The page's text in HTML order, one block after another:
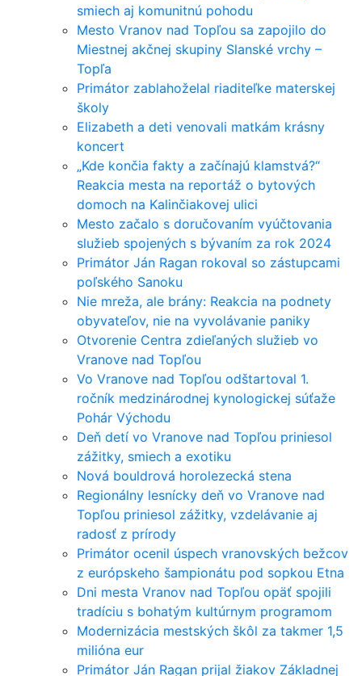
smiech aj komunitnú pohodu
Mesto Vranov nad Topľou sa zapojilo do
Miestnej akčnej skupiny Slanské vrchy –
Topľa
Primátor zablahoželal riaditeľke materskej
školy
Elizabeth a deti venovali matkám krásny
koncert
„Kde končia fakty a začínajú klamstvá?“
Reakcia mesta na reportáž o bytových
domoch na Kalinčiakovej ulici
Mesto začalo s doručovaním vyúčtovania
služieb spojených s bývaním za rok 2024
Primátor Ján Ragan rokoval so zástupcami
poľského Sanoku
Nie mreža, ale brány: Reakcia na podnety
obyvateľov, nie na vyvolávanie paniky
Otvorenie Centra zdieľaných služieb vo
Vranove nad Topľou
Vo Vranove nad Topľou odštartoval 1.
ročník medzinárodnej kynologickej súťaže
Pohár Východu
Deň detí vo Vranove nad Topľou priniesol
zážitky, smiech a exotiku
Nová bouldrová horolezecká stena
Regionálny lesnícky deň vo Vranove nad
Topľou priniesol zážitky, vzdelávanie aj
radosť z prírody
Primátor ocenil úspech vranovských bežcov
z európskeho šampionátu pod sopkou Etna
Dni mesta Vranov nad Topľou opäť spojili
tradíciu s bohatým kultúrnym programom
Modernizácia mestských škôl za takmer 1,5
milióna eur
Primátor Ján Ragan prijal žiakov Základnej